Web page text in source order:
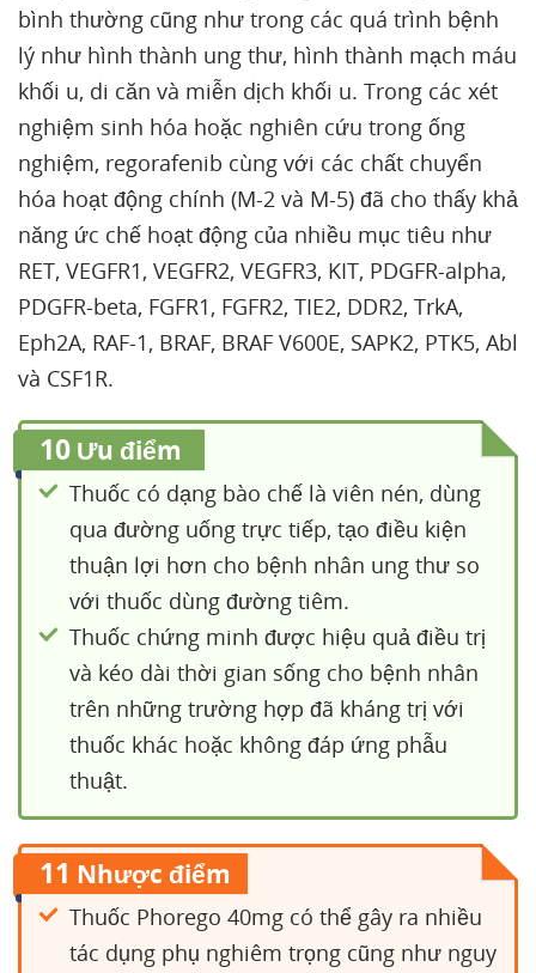
bình thường cũng như trong các quá trình bệnh
lý như hình thành ung thư, hình thành mạch máu
khối u, di căn và miễn dịch khối u. Trong các xét
nghiệm sinh hóa hoặc nghiên cứu trong ống
nghiệm, regorafenib cùng với các chất chuyển
hóa hoạt động chính (M-2 và M-5) đã cho thấy khả
năng ức chế hoạt động của nhiều mục tiêu như
RET, VEGFR1, VEGFR2, VEGFR3, KIT, PDGFR-alpha,
PDGFR-beta, FGFR1, FGFR2, TIE2, DDR2, TrkA,
Eph2A, RAF-1, BRAF, BRAF V600E, SAPK2, PTK5, Abl
và CSF1R.
10 Ưu điểm
Thuốc có dạng bào chế là viên nén, dùng
qua đường uống trực tiếp, tạo điều kiện
thuận lợi hơn cho bệnh nhân ung thư so
với thuốc dùng đường tiêm.
Thuốc chứng minh được hiệu quả điều trị
và kéo dài thời gian sống cho bệnh nhân
trên những trường hợp đã kháng trị với
thuốc khác hoặc không đáp ứng phẫu
thuật.
11 Nhược điểm
Thuốc Phorego 40mg có thể gây ra nhiều
tác dụng phụ nghiêm trọng cũng như nguy